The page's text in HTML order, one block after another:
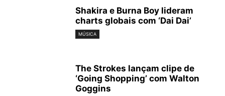
Shakira e Burna Boy lideram
charts globais com ‘Dai Dai’
MÚSICA
The Strokes lançam clipe de
‘Going Shopping’ com Walton
Goggins